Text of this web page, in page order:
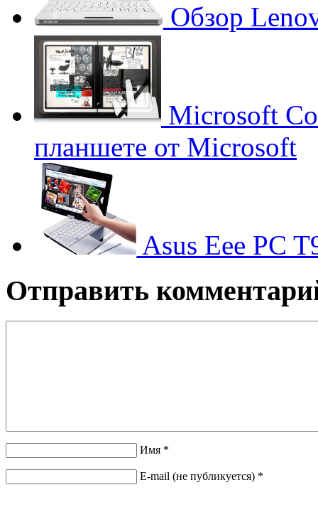
Обзор
Microsoft
планшете от Microsoft
Asus Eee PC
Отправить
Имя *
E-mail (не публикуется) *